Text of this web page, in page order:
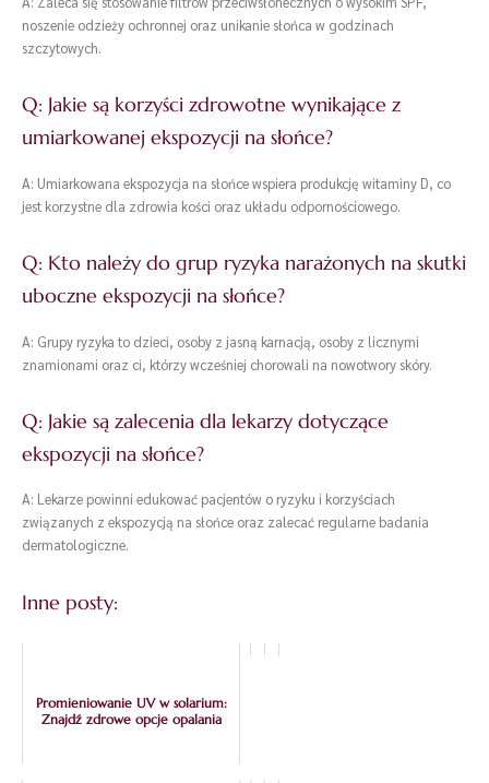
noszenie odzieży ochronnej oraz unikanie słońca w godzinach
szczytowych.
Q: Jakie są korzyści zdrowotne wynikające z
umiarkowanej ekspozycji na słońce?
A: Umiarkowana ekspozycja na słońce wspiera produkcję witaminy D, co
jest korzystne dla zdrowia kości oraz układu odpornościowego.
Q: Kto należy do grup ryzyka narażonych na skutki
uboczne ekspozycji na słońce?
A: Grupy ryzyka to dzieci, osoby z jasną karnacją, osoby z licznymi
znamionami oraz ci, którzy wcześniej chorowali na nowotwory skóry.
Q: Jakie są zalecenia dla lekarzy dotyczące
ekspozycji na słońce?
A: Lekarze powinni edukować pacjentów o ryzyku i korzyściach
związanych z ekspozycją na słońce oraz zalecać regularne badania
dermatologiczne.
Inne posty:
Promieniowanie UV w solarium:
Znajdź zdrowe opcje opalania